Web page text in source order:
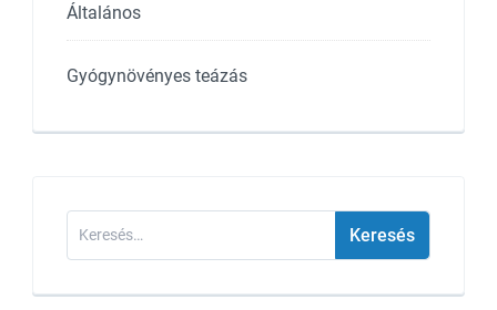
Általános
Gyógynövényes teázás
Keresés: